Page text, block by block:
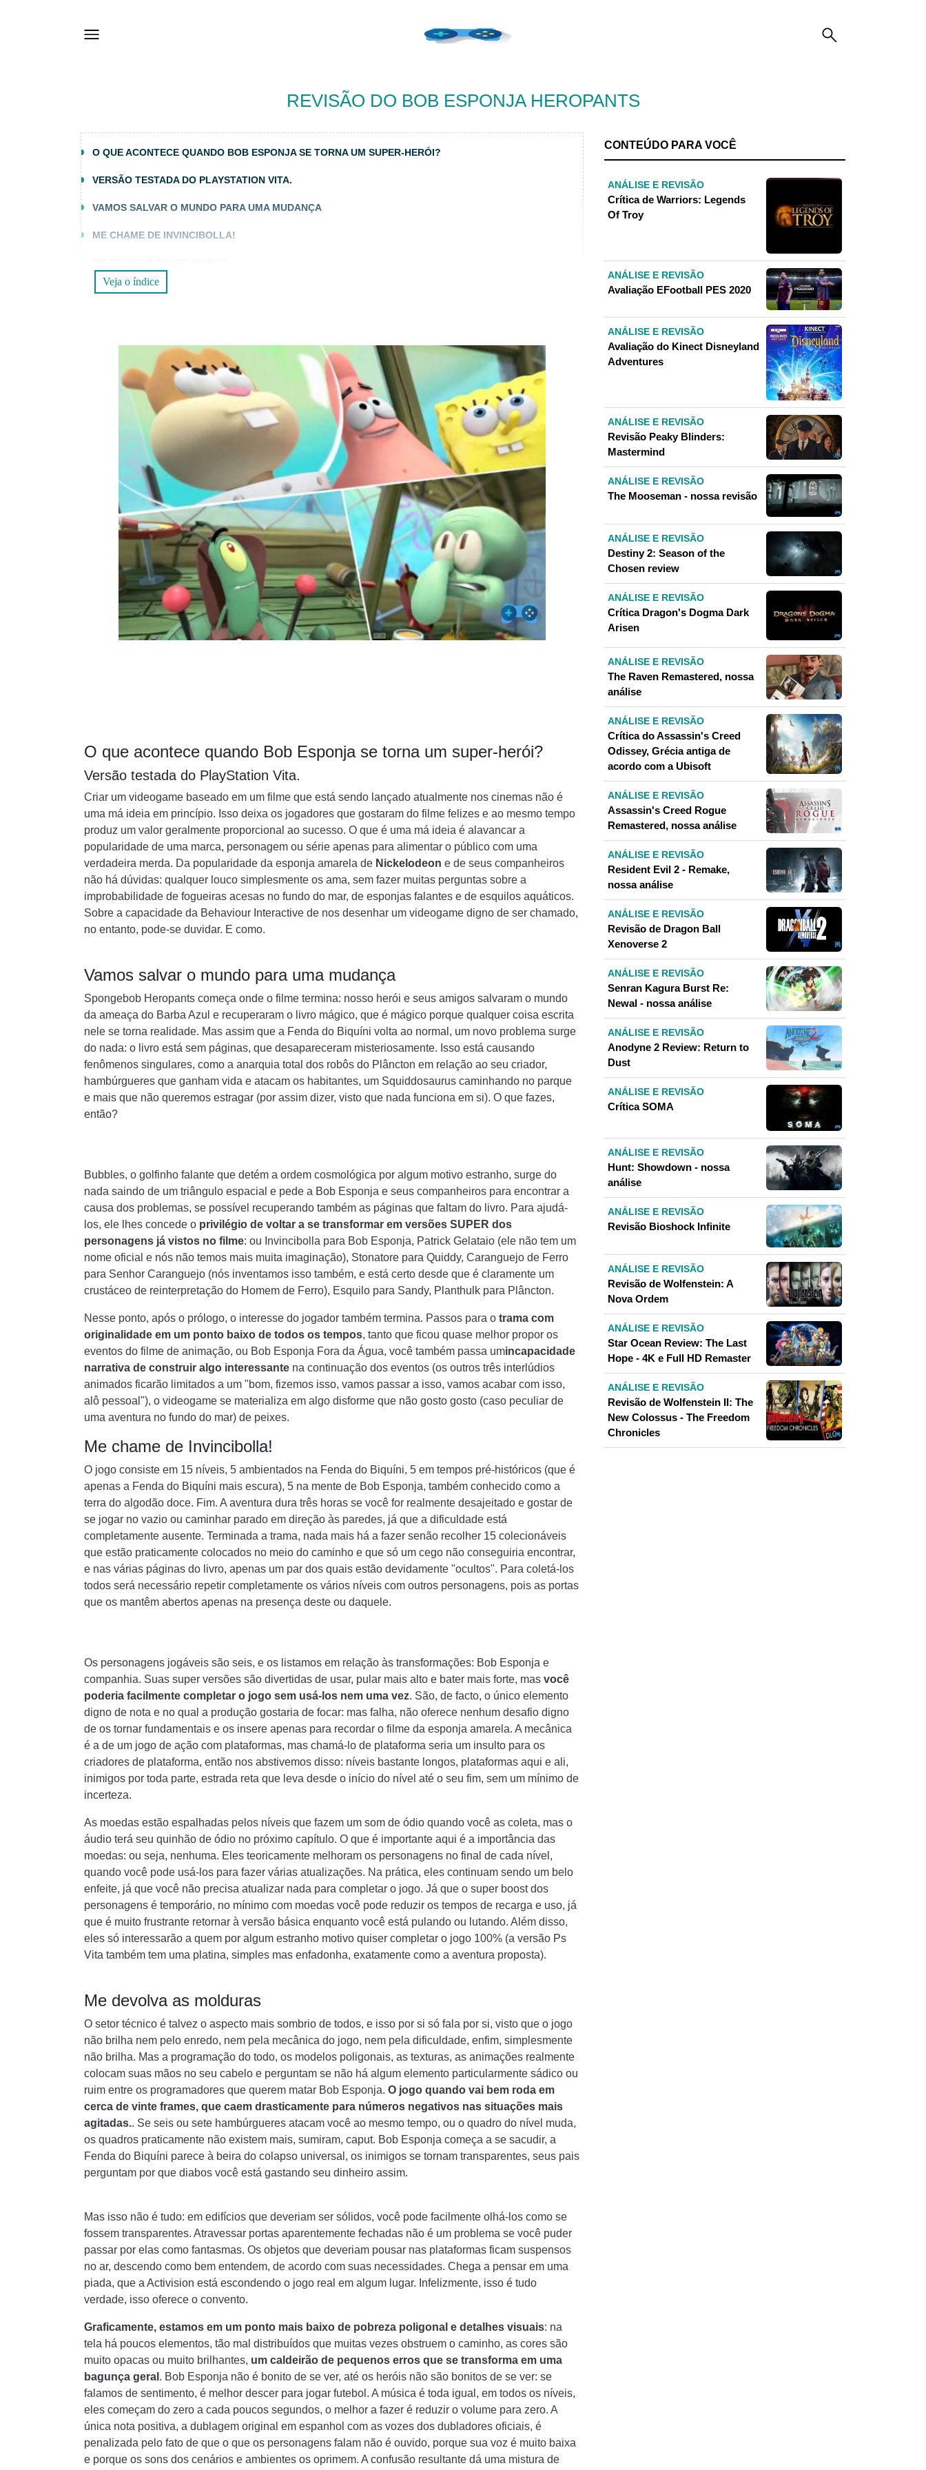
REVISÃO DO BOB ESPONJA HEROPANTS
O QUE ACONTECE QUANDO BOB ESPONJA SE TORNA UM SUPER-HERÓI?
VERSÃO TESTADA DO PLAYSTATION VITA.
VAMOS SALVAR O MUNDO PARA UMA MUDANÇA
ME CHAME DE INVINCIBOLLA!
COMENTÁRIO FINAL
Veja o índice
O que acontece quando Bob Esponja se torna um super-herói?
Versão testada do PlayStation Vita.
Criar um videogame baseado em um filme que está sendo lançado atualmente nos cinemas não é
uma má ideia em princípio. Isso deixa os jogadores que gostaram do filme felizes e ao mesmo tempo
produz um valor geralmente proporcional ao sucesso. O que é uma má ideia é alavancar a
popularidade de uma marca, personagem ou série apenas para alimentar o público com uma
verdadeira merda. Da popularidade da esponja amarela de Nickelodeon e de seus companheiros
não há dúvidas: qualquer louco simplesmente os ama, sem fazer muitas perguntas sobre a
improbabilidade de fogueiras acesas no fundo do mar, de esponjas falantes e de esquilos aquáticos.
Sobre a capacidade da Behaviour Interactive de nos desenhar um videogame digno de ser chamado,
no entanto, pode-se duvidar. E como.
Vamos salvar o mundo para uma mudança
Spongebob Heropants começa onde o filme termina: nosso herói e seus amigos salvaram o mundo
da ameaça do Barba Azul e recuperaram o livro mágico, que é mágico porque qualquer coisa escrita
nele se torna realidade. Mas assim que a Fenda do Biquíni volta ao normal, um novo problema surge
do nada: o livro está sem páginas, que desapareceram misteriosamente. Isso está causando
fenômenos singulares, como a anarquia total dos robôs do Plâncton em relação ao seu criador,
hambúrgueres que ganham vida e atacam os habitantes, um Squiddosaurus caminhando no parque
e mais que não queremos estragar (por assim dizer, visto que nada funciona em si). O que fazes,
então?
Bubbles, o golfinho falante que detém a ordem cosmológica por algum motivo estranho, surge do
nada saindo de um triângulo espacial e pede a Bob Esponja e seus companheiros para encontrar a
causa dos problemas, se possível recuperando também as páginas que faltam do livro. Para ajudá-
los, ele lhes concede o privilégio de voltar a se transformar em versões SUPER dos
personagens já vistos no filme: ou Invincibolla para Bob Esponja, Patrick Gelataio (ele não tem um
nome oficial e nós não temos mais muita imaginação), Stonatore para Quiddy, Caranguejo de Ferro
para Senhor Caranguejo (nós inventamos isso também, e está certo desde que é claramente um
crustáceo de reinterpretação do Homem de Ferro), Esquilo para Sandy, Planthulk para Plâncton.
Nesse ponto, após o prólogo, o interesse do jogador também termina. Passos para o trama com
originalidade em um ponto baixo de todos os tempos, tanto que ficou quase melhor propor os
eventos do filme de animação, ou Bob Esponja Fora da Água, você também passa umincapacidade
narrativa de construir algo interessante na continuação dos eventos (os outros três interlúdios
animados ficarão limitados a um "bom, fizemos isso, vamos passar a isso, vamos acabar com isso,
alô pessoal"), o videogame se materializa em algo disforme que não gosto gosto (caso peculiar de
uma aventura no fundo do mar) de peixes.
Me chame de Invincibolla!
O jogo consiste em 15 níveis, 5 ambientados na Fenda do Biquíni, 5 em tempos pré-históricos (que é
apenas a Fenda do Biquíni mais escura), 5 na mente de Bob Esponja, também conhecido como a
terra do algodão doce. Fim. A aventura dura três horas se você for realmente desajeitado e gostar de
se jogar no vazio ou caminhar parado em direção às paredes, já que a dificuldade está
completamente ausente. Terminada a trama, nada mais há a fazer senão recolher 15 colecionáveis ​​
que estão praticamente colocados no meio do caminho e que só um cego não conseguiria encontrar,
e nas várias páginas do livro, apenas um par dos quais estão devidamente "ocultos". Para coletá-los
todos será necessário repetir completamente os vários níveis com outros personagens, pois as portas
que os mantêm abertos apenas na presença deste ou daquele.
Os personagens jogáveis ​​são seis, e os listamos em relação às transformações: Bob Esponja e
companhia. Suas super versões são divertidas de usar, pular mais alto e bater mais forte, mas você
poderia facilmente completar o jogo sem usá-los nem uma vez. São, de facto, o único elemento
digno de nota e no qual a produção gostaria de focar: mas falha, não oferece nenhum desafio digno
de os tornar fundamentais e os insere apenas para recordar o filme da esponja amarela. A mecânica
é a de um jogo de ação com plataformas, mas chamá-lo de plataforma seria um insulto para os
criadores de plataforma, então nos abstivemos disso: níveis bastante longos, plataformas aqui e ali,
inimigos por toda parte, estrada reta que leva desde o início do nível até o seu fim, sem um mínimo de
incerteza.
As moedas estão espalhadas pelos níveis que fazem um som de ódio quando você as coleta, mas o
áudio terá seu quinhão de ódio no próximo capítulo. O que é importante aqui é a importância das
moedas: ou seja, nenhuma. Eles teoricamente melhoram os personagens no final de cada nível,
quando você pode usá-los para fazer várias atualizações. Na prática, eles continuam sendo um belo
enfeite, já que você não precisa atualizar nada para completar o jogo. Já que o super boost dos
personagens é temporário, no mínimo com moedas você pode reduzir os tempos de recarga e uso, já
que é muito frustrante retornar à versão básica enquanto você está pulando ou lutando. Além disso,
eles só interessarão a quem por algum estranho motivo quiser completar o jogo 100% (a versão Ps
Vita também tem uma platina, simples mas enfadonha, exatamente como a aventura proposta).
Me devolva as molduras
O setor técnico é talvez o aspecto mais sombrio de todos, e isso por si só fala por si, visto que o jogo
não brilha nem pelo enredo, nem pela mecânica do jogo, nem pela dificuldade, enfim, simplesmente
não brilha. Mas a programação do todo, os modelos poligonais, as texturas, as animações realmente
colocam suas mãos no seu cabelo e perguntam se não há algum elemento particularmente sádico ou
ruim entre os programadores que querem matar Bob Esponja. O jogo quando vai bem roda em
cerca de vinte frames, que caem drasticamente para números negativos nas situações mais
agitadas.. Se seis ou sete hambúrgueres atacam você ao mesmo tempo, ou o quadro do nível muda,
os quadros praticamente não existem mais, sumiram, caput. Bob Esponja começa a se sacudir, a
Fenda do Biquíni parece à beira do colapso universal, os inimigos se tornam transparentes, seus pais
perguntam por que diabos você está gastando seu dinheiro assim.
Mas isso não é tudo: em edifícios que deveriam ser sólidos, você pode facilmente olhá-los como se
fossem transparentes. Atravessar portas aparentemente fechadas não é um problema se você puder
passar por elas como fantasmas. Os objetos que deveriam pousar nas plataformas ficam suspensos
no ar, descendo como bem entendem, de acordo com suas necessidades. Chega a pensar em uma
piada, que a Activision está escondendo o jogo real em algum lugar. Infelizmente, isso é tudo
verdade, isso oferece o convento.
Graficamente, estamos em um ponto mais baixo de pobreza poligonal e detalhes visuais: na
tela há poucos elementos, tão mal distribuídos que muitas vezes obstruem o caminho, as cores são
muito opacas ou muito brilhantes, um caldeirão de pequenos erros que se transforma em uma
bagunça geral . Bob Esponja não é bonito de se ver, até os heróis não são bonitos de se ver: se
falamos de sentimento, é melhor descer para jogar futebol. A música é toda igual, em todos os níveis,
eles começam do zero a cada poucos segundos, o melhor a fazer é reduzir o volume para zero. A
única nota positiva, a dublagem original em espanhol com as vozes dos dubladores oficiais, é
penalizada pelo fato de que o que os personagens falam não é ouvido, porque sua voz é muito baixa
e porque os sons dos cenários e ambientes os oprimem. A confusão resultante dá uma mistura de
CONTEÚDO PARA VOCÊ
ANÁLISE E REVISÃO
Crítica de Warriors: Legends
Of Troy
ANÁLISE E REVISÃO
Avaliação EFootball PES 2020
ANÁLISE E REVISÃO
Avaliação do Kinect Disneyland
Adventures
ANÁLISE E REVISÃO
Revisão Peaky Blinders:
Mastermind
ANÁLISE E REVISÃO
The Mooseman - nossa revisão
ANÁLISE E REVISÃO
Destiny 2: Season of the
Chosen review
ANÁLISE E REVISÃO
Crítica Dragon's Dogma Dark
Arisen
ANÁLISE E REVISÃO
The Raven Remastered, nossa
análise
ANÁLISE E REVISÃO
Crítica do Assassin's Creed
Odissey, Grécia antiga de
acordo com a Ubisoft
ANÁLISE E REVISÃO
Assassin's Creed Rogue
Remastered, nossa análise
ANÁLISE E REVISÃO
Resident Evil 2 - Remake,
nossa análise
ANÁLISE E REVISÃO
Revisão de Dragon Ball
Xenoverse 2
ANÁLISE E REVISÃO
Senran Kagura Burst Re:
Newal - nossa análise
ANÁLISE E REVISÃO
Anodyne 2 Review: Return to
Dust
ANÁLISE E REVISÃO
Crítica SOMA
ANÁLISE E REVISÃO
Hunt: Showdown - nossa
análise
ANÁLISE E REVISÃO
Revisão Bioshock Infinite
ANÁLISE E REVISÃO
Revisão de Wolfenstein: A
Nova Ordem
ANÁLISE E REVISÃO
Star Ocean Review: The Last
Hope - 4K e Full HD Remaster
ANÁLISE E REVISÃO
Revisão de Wolfenstein II: The
New Colossus - The Freedom
Chronicles